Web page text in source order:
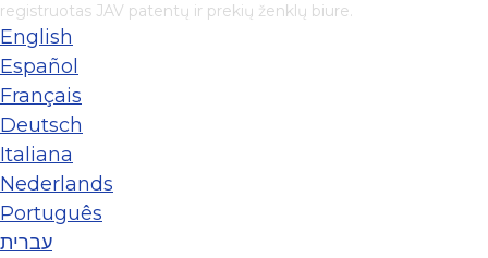
registruotas JAV patentų ir prekių ženklų biure.
English
Español
Français
Deutsch
Italiana
Nederlands
Português
עברית